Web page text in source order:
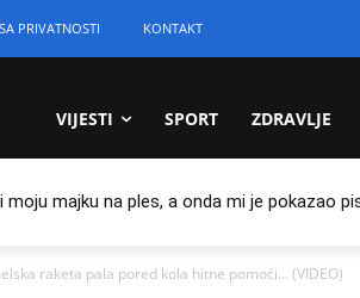
PRIVATNOSTI KONTAKT
VIJESTI SPORT ZDRAVLJE
majku na ples, a onda mi je pokazao
raketa pala pored kola hitne pomoći… (VIDEO)